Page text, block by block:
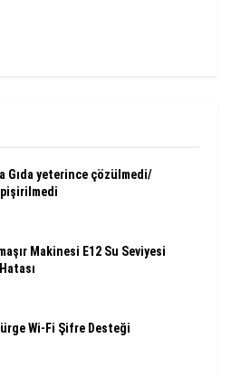
Gıda yeterince çözülmedi/
pişirilmedi
Makinesi E12 Su Seviyesi
Wi-Fi Şifre Desteği